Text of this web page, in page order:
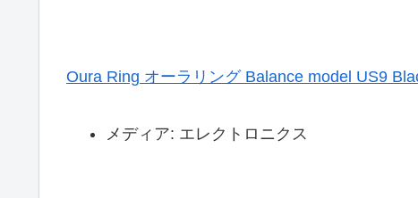
Oura Ring オーラリング Balance model US9
メディア: エレクトロニクス